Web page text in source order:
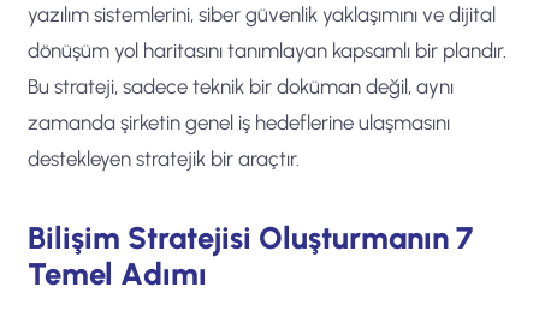
yazılım sistemlerini, siber güvenlik yaklaşımını ve dijital
dönüşüm yol haritasını tanımlayan kapsamlı bir plandır.
Bu strateji, sadece teknik bir doküman değil, aynı
zamanda şirketin genel iş hedeflerine ulaşmasını
destekleyen stratejik bir araçtır.
Bilişim Stratejisi Oluşturmanın 7
Temel Adımı